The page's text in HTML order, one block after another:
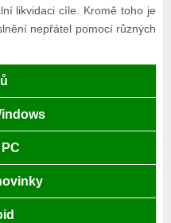
likvidaci cíle. Kromě toho je
nepřátel pomocí různých